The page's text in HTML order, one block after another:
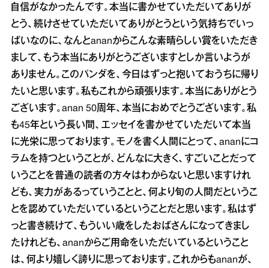
自信がなかったんです。本当に書かせていただいてありが
とう、続けさせていただいてありがとうという気持ちでいっ
ぱいなのに、なんとananからこんな素晴らしい賞をいただき
まして、もう本当にありがとうございますとしか言いようが
ありません。このパンダを、今日はずっと抱いておうちに帰り
たいと思います。私もこれから頑張ります。本当にありがとう
ございます。anan 50周年、本当におめでとうございます。私
も45年という長い間、エッセイを書かせていただいて本当
に光栄に思っております。モノを書く人間にとって、ananにコ
ラムを持つということが、どんなに大きく、すごいことだって
いうことを普通の読者の方々はわからないと思いますけれ
ども、実力があるっていうことと、何より旬の人間だというこ
とを認めていただいているということだと思います。私はず
っと書き続けて、もういい歳をしたおばさんになってきまし
たけれども、ananからご用命をいただいているということ
は、何より嬉しく誇りに思っております。これからもananが、